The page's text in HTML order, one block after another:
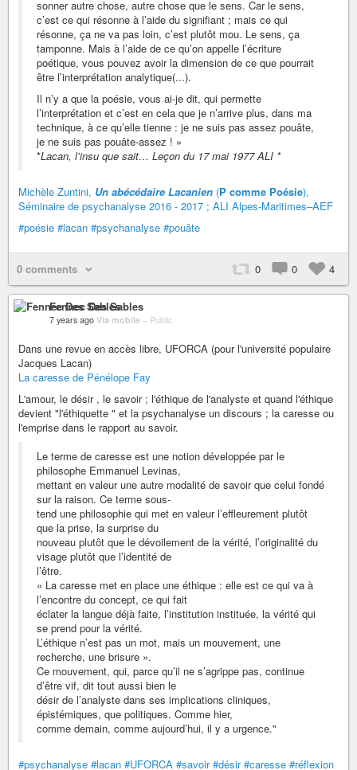
sonner autre chose, autre chose que le sens. Car le sens,
c’est ce qui résonne à l’aide du signifiant ; mais ce qui
résonne, ça ne va pas loin, c’est plutôt mou. Le sens, ça
tamponne. Mais à l’aide de ce qu’on appelle l’écriture
poétique, vous pouvez avoir la dimension de ce que pourrait
être l’interprétation analytique(...).
Il n’y a que la poésie, vous ai-je dit, qui permette
l’interprétation et c’est en cela que je n’arrive plus, dans ma
technique, à ce qu’elle tienne : je ne suis pas assez pouâte,
je ne suis pas pouâte-assez ! »
*Lacan, l’insu que sait… Leçon du 17 mai 1977 ALI *
Michèle Zuntini, Un abécédaire Lacanien (P comme Poésie),
Séminaire de psychanalyse 2016 - 2017 ; ALI Alpes-Maritimes–AEF
#poésie #lacan #psychanalyse #pouâte
0 comments 0 0 4
Fennec Des Sables
7 years ago Via mobile – Public
Dans une revue en accès libre, UFORCA (pour l'université populaire
Jacques Lacan)
La caresse de Pénélope Fay
L'amour, le désir , le savoir ; l'éthique de l'analyste et quand l'éthique
devient "l'éthiquette " et la psychanalyse un discours ; la caresse ou
l'emprise dans le rapport au savoir.
Le terme de caresse est une notion développée par le
philosophe Emmanuel Levinas,
mettant en valeur une autre modalité de savoir que celui fondé
sur la raison. Ce terme sous-
tend une philosophie qui met en valeur l’effleurement plutôt
que la prise, la surprise du
nouveau plutôt que le dévoilement de la vérité, l’originalité du
visage plutôt que l’identité de
l’être.
« La caresse met en place une éthique : elle est ce qui va à
l’encontre du concept, ce qui fait
éclater la langue déjà faite, l’institution instituée, la vérité qui
se prend pour la vérité.
L’éthique n’est pas un mot, mais un mouvement, une
recherche, une brisure ».
Ce mouvement, qui, parce qu’il ne s’agrippe pas, continue
d’être vif, dit tout aussi bien le
désir de l’analyste dans ses implications cliniques,
épistémiques, que politiques. Comme hier,
comme demain, comme aujourd’hui, il y a urgence."
#psychanalyse #lacan #UFORCA #savoir #désir #caresse #réflexion